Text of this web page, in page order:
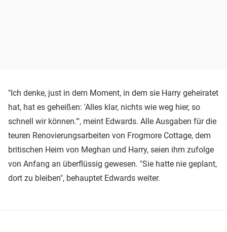
"Ich denke, just in dem Moment, in dem sie Harry geheiratet
hat, hat es geheißen: 'Alles klar, nichts wie weg hier, so
schnell wir können.'", meint Edwards. Alle Ausgaben für die
teuren Renovierungsarbeiten von Frogmore Cottage, dem
britischen Heim von Meghan und Harry, seien ihm zufolge
von Anfang an überflüssig gewesen. "Sie hatte nie geplant,
dort zu bleiben", behauptet Edwards weiter.